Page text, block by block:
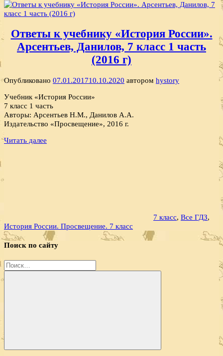
Ответы к учебнику «История России».
Арсентьев, Данилов, 7 класс 1 часть
(2016 г)
Опубликовано 07.01.201710.10.2020 автором hystory
Учебник «История России»
7 класс 1 часть
Авторы: Арсентьев Н.М., Данилов А.А.
Издательство «Просвещение», 2016 г.
Читать далее
7 класс, Все ГДЗ,
История России. Просвещение. 7 класс
Поиск по сайту
Найти:
Поиск